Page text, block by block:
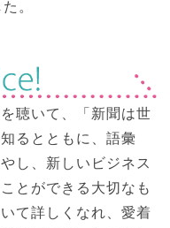
。
聴いて、「新聞は世
るとともに、語彙
し、新しいビジネス
とができる大切なも
て詳しくなれ、愛着